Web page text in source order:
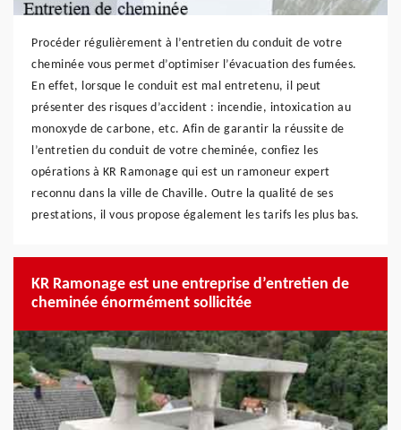
Procéder régulièrement à l’entretien du conduit de votre
cheminée vous permet d’optimiser l’évacuation des fumées.
En effet, lorsque le conduit est mal entretenu, il peut
présenter des risques d’accident : incendie, intoxication au
monoxyde de carbone, etc. Afin de garantir la réussite de
l’entretien du conduit de votre cheminée, confiez les
opérations à KR Ramonage qui est un ramoneur expert
reconnu dans la ville de Chaville. Outre la qualité de ses
prestations, il vous propose également les tarifs les plus bas.
KR Ramonage est une entreprise d’entretien de
cheminée énormément sollicitée